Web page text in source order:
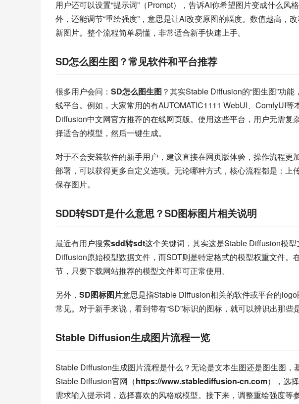
用户还可以设置“提示词”（Prompt），告诉AI你希望图片变成什么风
外，还能调节“重绘强度”，意思是让AI改变原图的幅度。数值越高，
新图片。整个流程简单易懂，非常适合新手快速上手。
SD怎么图生图？常见软件和平台推荐
很多用户会问： SD怎么图生图 ？其实Stable Diffusion的“图生图”功
线平台。例如，大家常用的有AUTOMATIC1111 WebUI、ComfyUI
Diffusion中文网官方推荐的在线网页版。使用这些平台，用户无需复
择适合的模型，然后一键生成。
对于不会安装软件的新手用户，建议直接在网页版体验，操作流程更
部署，可以获得更多自定义选项。无论哪种方式，核心流程都是：
保存图片。
SDD转SDT是什么意思？SD图标图片相关说明
最近有用户搜索sdd转sdt这个关键词，其实这是Stable Diffusion模
Diffusion原始模型数据文件，而SDT则是特定格式的模型权重文件。
节，只要下载网站推荐的模型文件即可正常使用。
另外， SD图标图片意思是指Stable Diffusion相关的软件或平台的
常见。对于新手来说，看到带有“SD”标识的图标，就可以辨识出那些
Stable Diffusion生成图片流程一览
Stable Diffusion生成图片流程是什么？无论是文本生图还是图生图，
Stable Diffusion官网（https://www.stablediffusion-cn.com），选
需求输入提示词，选择喜欢的风格或模型。接下来，调整重绘强度等